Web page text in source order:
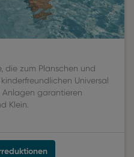
die zum Planschen und
Universal
garantieren
Klein.